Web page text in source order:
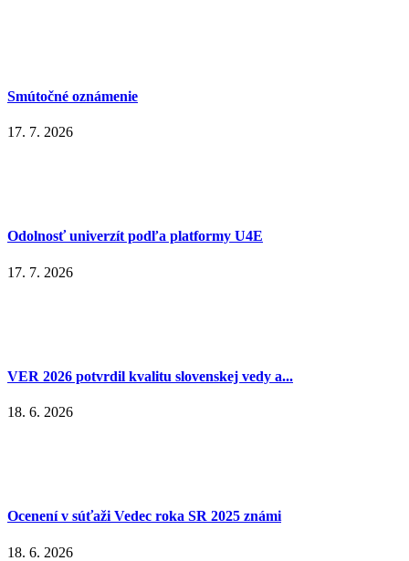
Smútočné oznámenie
17. 7. 2026
Odolnosť univerzít podľa platformy U4E
17. 7. 2026
VER 2026 potvrdil kvalitu slovenskej vedy a...
18. 6. 2026
Ocenení v súťaži Vedec roka SR 2025 známi
18. 6. 2026